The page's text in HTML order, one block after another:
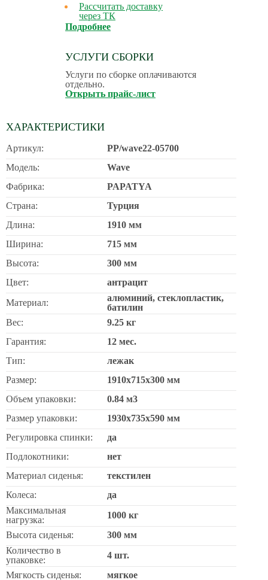
Рассчитать доставку
через ТК
Подробнее
УСЛУГИ СБОРКИ
Услуги по сборке оплачиваются
отдельно.
Открыть прайс-лист
ХАРАКТЕРИСТИКИ
Артикул:
PP/wave22-05700
Модель:
Wave
Фабрика:
PAPATYA
Страна:
Турция
Длина:
1910 мм
Ширина:
715 мм
Высота:
300 мм
Цвет:
антрацит
Материал:
алюминий, стеклопластик,
батилин
Вес:
9.25 кг
Гарантия:
12 мес.
Тип:
лежак
Размер:
1910х715х300 мм
Объем упаковки:
0.84 м3
Размер упаковки:
1930х735х590 мм
Регулировка спинки:
да
Подлокотники:
нет
Материал сиденья:
текстилен
Колеса:
да
Максимальная
нагрузка:
1000 кг
Высота сиденья:
300 мм
Количество в
упаковке:
4 шт.
Мягкость сиденья:
мягкое